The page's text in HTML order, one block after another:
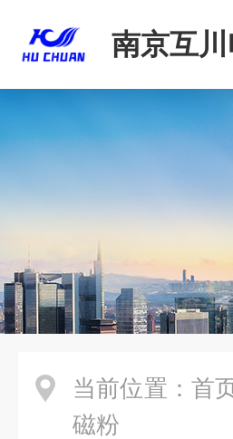
南京互
当前位置： 首
磁粉